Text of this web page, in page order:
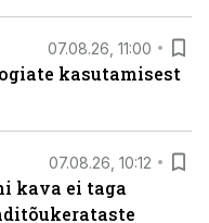
07.08.26, 11:00
kasutamisest
07.08.26, 10:12
kava ei taga